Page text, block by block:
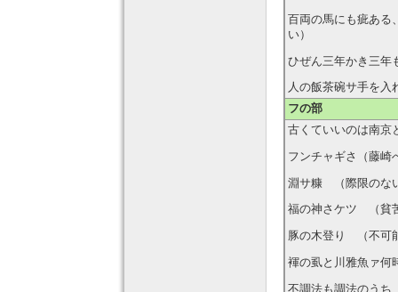
百両の馬にも疵あ
い）
ひぜん三年かき三年
人の飯茶碗サ手を
フの部
古くていいのは南
フンチャギさ（藤
淵サ糠 （際限のな
福の神さケツ （貧
豚の木登り （不可
褌の虱と川雅魚ァ何
不調法も調法のう